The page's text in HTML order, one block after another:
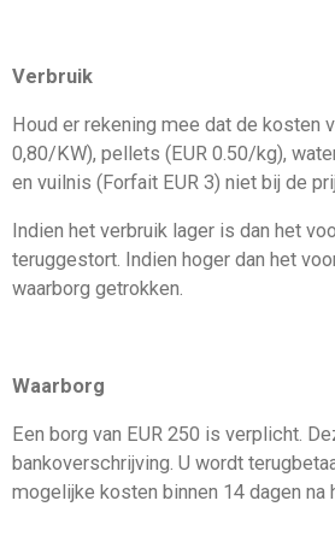
Verbruik
Houd er rekening mee dat de kosten
0,80/KW), pellets (EUR 0.50/kg),
en vuilnis (Forfait EUR 3) niet bij de
Indien het verbruik lager is dan het
teruggestort. Indien hoger dan het
waarborg getrokken.
Waarborg
Een borg van EUR 250 is verplicht.
bankoverschrijving. U wordt
mogelijke kosten binnen 14 dagen na